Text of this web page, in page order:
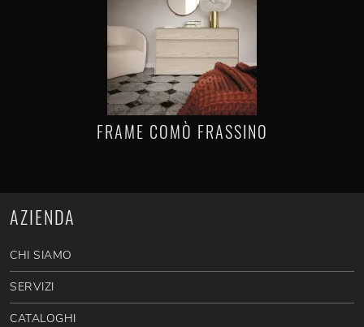
FRAME COMÒ FRASSINO
AZIENDA
CHI SIAMO
SERVIZI
CATALOGHI